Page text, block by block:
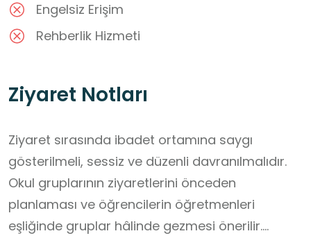
Engelsiz Erişim
Rehberlik Hizmeti
Ziyaret Notları
Ziyaret sırasında ibadet ortamına saygı
gösterilmeli, sessiz ve düzenli davranılmalıdır.
Okul gruplarının ziyaretlerini önceden
planlaması ve öğrencilerin öğretmenleri
eşliğinde gruplar hâlinde gezmesi önerilir.